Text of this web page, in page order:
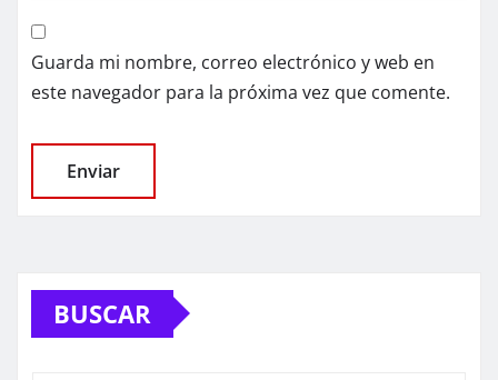
Guarda mi nombre, correo electrónico y web en
este navegador para la próxima vez que comente.
BUSCAR